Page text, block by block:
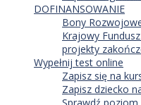
DOFINANSOWANIE
Bony
Krajowy
projekty
Wypełnij test online
Zapisz się na
Zapisz dziecko